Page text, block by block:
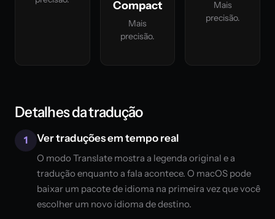
Compact
Mais
precisão.
Mais
precisão.
Detalhes da tradução
1 Ver traduções em tempo real
O modo Translate mostra a legenda original e a
tradução enquanto a fala acontece. O macOS pode
baixar um pacote de idioma na primeira vez que você
escolher um novo idioma de destino.